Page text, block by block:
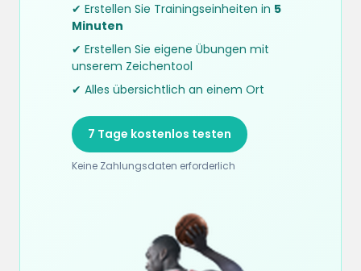
✔ Erstellen Sie Trainingseinheiten in 5
Minuten
✔ Erstellen Sie eigene Übungen mit
unserem Zeichentool
✔ Alles übersichtlich an einem Ort
7 Tage kostenlos testen
Keine Zahlungsdaten erforderlich